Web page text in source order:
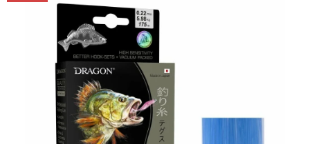
je
hviezdičiek.